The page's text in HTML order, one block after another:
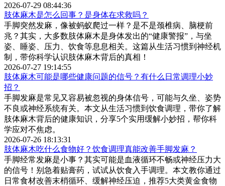
2026-07-29 08:44:36
肢体麻木是怎么回事？是身体在求救吗？
手脚突然发麻，像被蚂蚁爬过一样？是不是颈椎病、脑梗前
兆？其实，大多数肢体麻木是身体发出的“健康警报”，与坐
姿、睡姿、压力、饮食等息息相关。这篇从生活习惯到神经机
制，带你科学认识肢体麻木背后的真相！
2026-07-27 19:14:55
肢体麻木可能是哪些健康问题的信号？有什么日常调理小妙
招？
手脚发麻是常见又容易被忽视的身体信号，可能与久坐、姿势
不良或神经系统有关。本文从生活习惯到饮食调理，带你了解
肢体麻木背后的健康知识，分享5个实用缓解小妙招，帮你科
学应对不焦虑。
2026-07-26 18:13:31
肢体麻木吃什么食物好？饮食调理真能改善手脚发麻？
手脚经常发麻是小事？其实可能是血液循环不畅或神经压力大
的信号！别急着贴膏药，试试从饮食入手调理。本文教你通过
日常食材改善末梢循环、缓解神经压迫，推荐5大类黄金食物